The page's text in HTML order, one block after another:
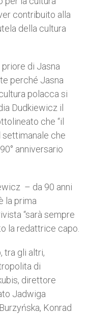
contribuito alla
della cultura
di Jasna
perché Jasna
polacca si
Dudkiewicz il
che “il
settimanale che
anniversario
– da 90 anni
la prima
“sarà sempre
la redattrice capo.
tra gli altri,
di
direttore
Jadwiga
Konrad